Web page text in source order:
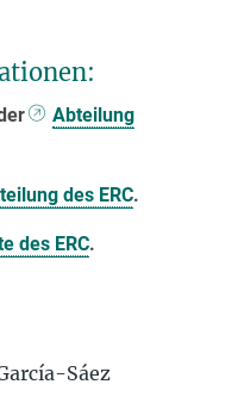
Abteilung
des ERC.
des ERC.
Sáez